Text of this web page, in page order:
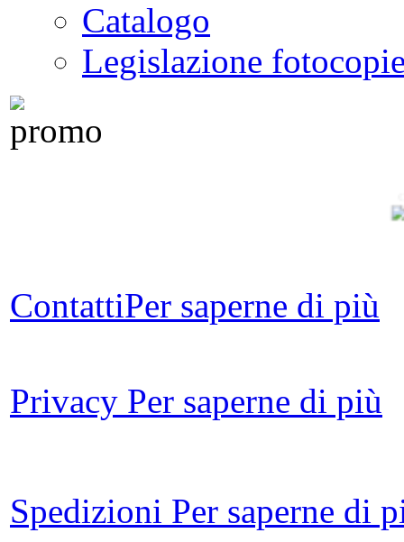
Catalogo
Legislazione
ContattiPer saperne di più
Privacy Per saperne di più
Spedizioni Per saperne di